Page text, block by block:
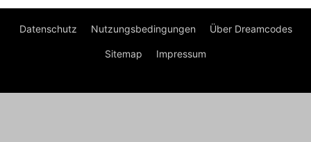
Datenschutz Nutzungsbedingungen Über Dreamcodes
Sitemap Impressum